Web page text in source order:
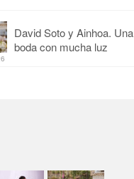
David Soto y Ainhoa. Una
boda con mucha luz